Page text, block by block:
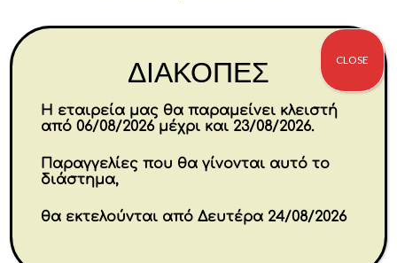
ΔΙΑΚΟΠΕΣ
Η εταιρεία μας θα παραμείνει κλειστή
από 06/08/2026 μέχρι και 23/08/2026.
Παραγγελίες που θα γίνονται αυτό το
διάστημα,
θα εκτελούνται από Δευτέρα 24/08/2026
CLOSE